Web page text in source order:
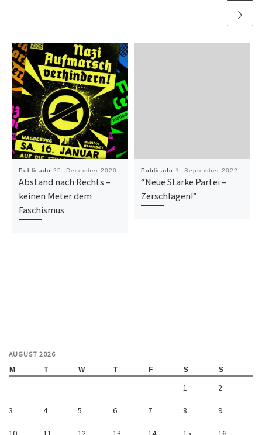
Publicado 25. December 2020
Abstand nach Rechts –
keinen Meter dem
Faschismus
Publicado 1. September 2022
“Neue Stärke Partei –
Zerschlagen!”
AUGUST 2026
M T W T F S S
1 2
3 4 5 6 7 8 9